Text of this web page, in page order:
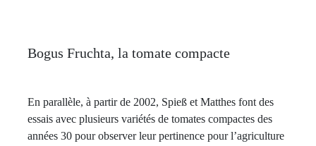
Bogus Fruchta, la tomate compacte
En parallèle, à partir de 2002, Spieß et Matthes font des
essais avec plusieurs variétés de tomates compactes des
années 30 pour observer leur pertinence pour l’agriculture